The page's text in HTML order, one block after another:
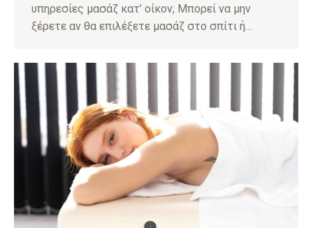
υπηρεσίες μασάζ κατ’ οίκον; Μπορεί να μην
ξέρετε αν θα επιλέξετε μασάζ στο σπίτι ή…